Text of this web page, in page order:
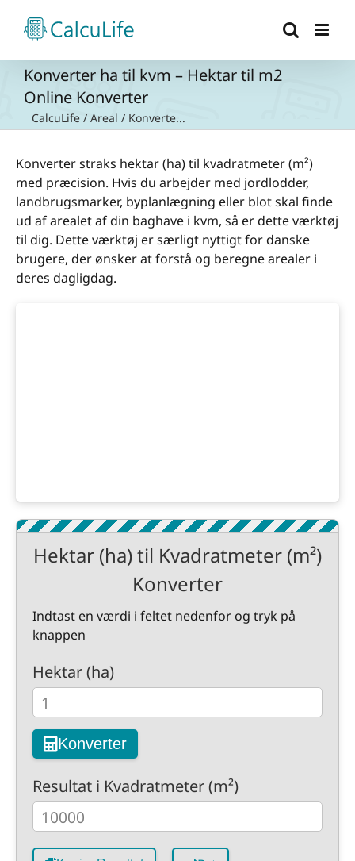
content
Konverter ha til kvm – Hektar til m2
Online Konverter
CalcuLife / Areal / Konverte...
Konverter straks hektar (ha) til kvadratmeter (m²)
med præcision. Hvis du arbejder med jordlodder,
landbrugsmarker, byplanlægning eller blot skal finde
ud af arealet af din baghave i kvm, så er dette værktøj
til dig. Dette værktøj er særligt nyttigt for danske
brugere, der ønsker at forstå og beregne arealer i
deres dagligdag.
Hektar (ha) til Kvadratmeter (m²)
Konverter
Indtast en værdi i feltet nedenfor og tryk på
knappen
Hektar (ha)
Konverter
Resultat i Kvadratmeter (m²)